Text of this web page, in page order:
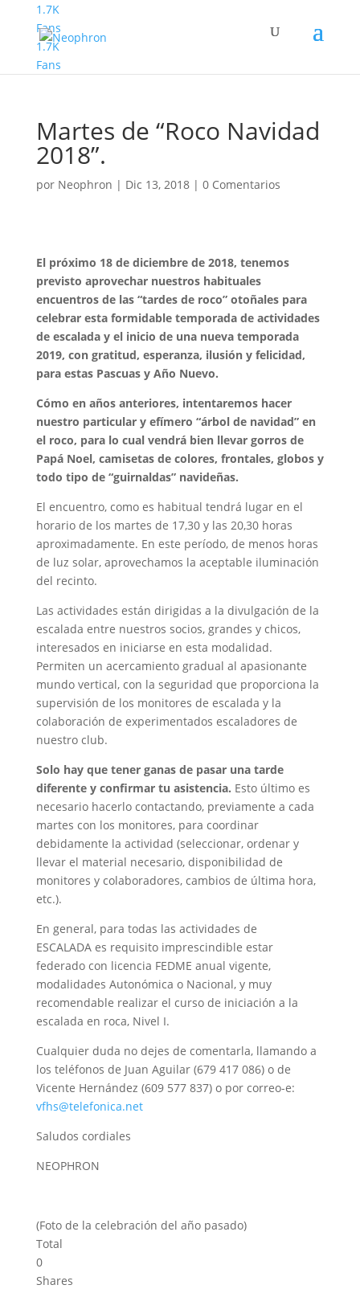
1.7K
Fans
1.7K
Fans
Martes de “Roco Navidad
2018”.
por Neophron | Dic 13, 2018| 0 Comentarios
El próximo 18 de diciembre de 2018, tenemos
previsto aprovechar nuestros habituales
encuentros de las “tardes de roco” otoñales para
celebrar esta formidable temporada de actividades
de escalada y el inicio de una nueva temporada
2019, con gratitud, esperanza, ilusión y felicidad,
para estas Pascuas y Año Nuevo.
Cómo en años anteriores, intentaremos hacer
nuestro particular y efímero “árbol de navidad” en
el roco, para lo cual vendrá bien llevar gorros de
Papá Noel, camisetas de colores, frontales, globos y
todo tipo de “guirnaldas” navideñas.
El encuentro, como es habitual tendrá lugar en el
horario de los martes de 17,30 y las 20,30 horas
aproximadamente. En este período, de menos horas
de luz solar, aprovechamos la aceptable iluminación
del recinto.
Las actividades están dirigidas a la divulgación de la
escalada entre nuestros socios, grandes y chicos,
interesados en iniciarse en esta modalidad.
Permiten un acercamiento gradual al apasionante
mundo vertical, con la seguridad que proporciona la
supervisión de los monitores de escalada y la
colaboración de experimentados escaladores de
nuestro club.
Solo hay que tener ganas de pasar una tarde
diferente y confirmar tu asistencia. Esto último es
necesario hacerlo contactando, previamente a cada
martes con los monitores, para coordinar
debidamente la actividad (seleccionar, ordenar y
llevar el material necesario, disponibilidad de
monitores y colaboradores, cambios de última hora,
etc.).
En general, para todas las actividades de
ESCALADA es requisito imprescindible estar
federado con licencia FEDME anual vigente,
modalidades Autonómica o Nacional, y muy
recomendable realizar el curso de iniciación a la
escalada en roca, Nivel I.
Cualquier duda no dejes de comentarla, llamando a
los teléfonos de Juan Aguilar (679 417 086) o de
Vicente Hernández (609 577 837) o por correo-e:
vfhs@telefonica.net
Saludos cordiales
NEOPHRON
(Foto de la celebración del año pasado)
Total
0
Shares